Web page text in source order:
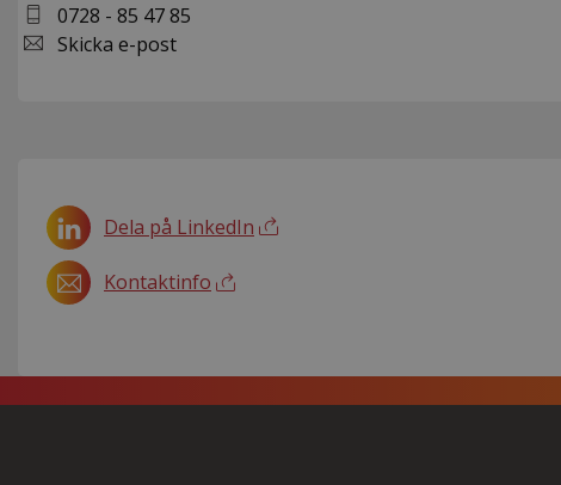
0728 - 85 47 85
Skicka e-post
Dela på LinkedIn
Kontaktinfo